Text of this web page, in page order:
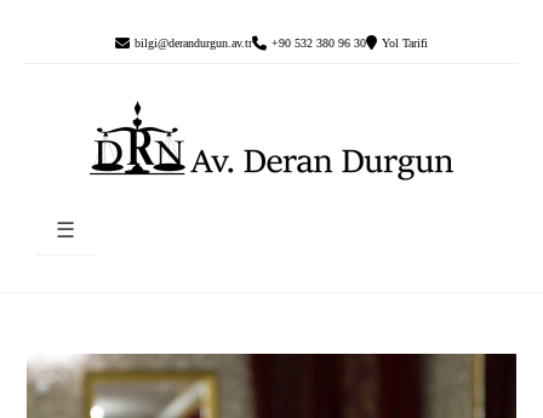
bilgi@derandurgun.av.tr +90 532 380 96 30 Yol Tarifi
☰